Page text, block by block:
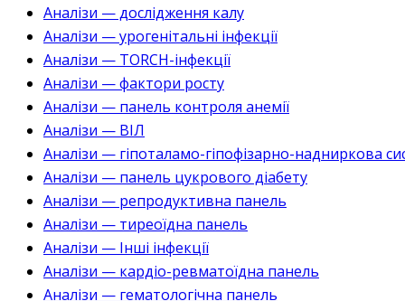
Аналізи — дослідження калу
Аналізи — урогенітальні інфекції
Аналізи — TORCH-інфекції
Аналізи — фактори росту
Аналізи — панель контроля анемії
Аналізи — ВІЛ
Аналізи — гіпоталамо-гіпофізарно-надниркова
Аналізи — панель цукрового діабету
Аналізи — репродуктивна панель
Аналізи — тиреоїдна панель
Аналізи — Інші інфекції
Аналізи — кардіо-ревматоїдна панель
Аналізи — гематологічна панель